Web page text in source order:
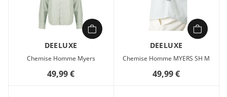
DEELUXE
Chemise Homme Myers
49,99 €
DEELUXE
Chemise Homme MYERS SH M
49,99 €